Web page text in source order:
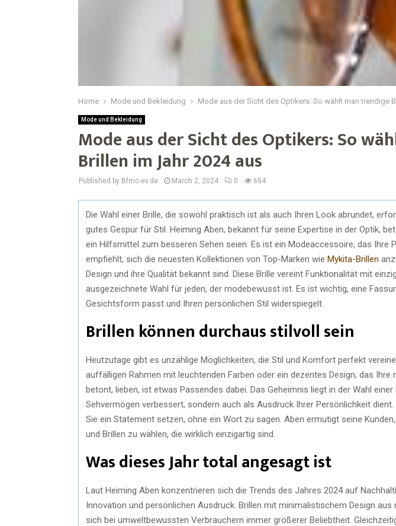
Home Mode und Bekleidung Mode aus der Sicht des Optikers: So wählt man trendige
Mode und Bekleidung
Mode aus der Sicht des Optikers: So
Brillen im Jahr 2024 aus
Published by Bfmc-ev.de March 2, 2024 0 654
Die Wahl einer Brille, die sowohl praktisch ist als auch Ihren Look abrundet,
gutes Gespür für Stil. Heiming Aben, bekannt für seine Expertise in der Optik,
ein Hilfsmittel zum besseren Sehen seien. Es ist ein Modeaccessoire, das Ihre
empfiehlt, sich die neuesten Kollektionen von Top-Marken wie Mykita-Brillen
Design und ihre Qualität bekannt sind. Diese Brille vereint Funktionalität mit
ausgezeichnete Wahl für jeden, der modebewusst ist. Es ist wichtig, eine
Gesichtsform passt und Ihren persönlichen Stil widerspiegelt.
Brillen können durchaus stilvoll sein
Heutzutage gibt es unzählige Möglichkeiten, die Stil und Komfort perfekt
auffälligen Rahmen mit leuchtenden Farben oder ein dezentes Design, das Ihre
betont, lieben, ist etwas Passendes dabei. Das Geheimnis liegt in der Wahl
Sehvermögen verbessert, sondern auch als Ausdruck Ihrer Persönlichkeit
Sie ein Statement setzen, ohne ein Wort zu sagen. Aben ermutigt seine
und Brillen zu wählen, die wirklich einzigartig sind.
Was dieses Jahr total angesagt ist
Laut Heiming Aben konzentrieren sich die Trends des Jahres 2024 auf
Innovation und persönlichen Ausdruck. Brillen mit minimalistischem Design
sich bei umweltbewussten Verbrauchern immer größerer Beliebtheit.